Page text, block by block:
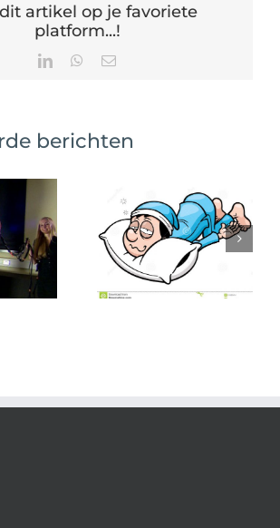
artikel op je favoriete
platform...!
LinkedInWhatsApp
E-
berichten